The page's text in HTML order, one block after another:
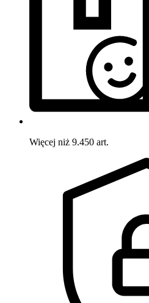
Więcej niż 9.450 art.